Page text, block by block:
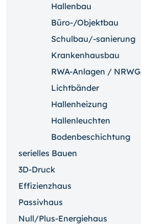
Hallenbau
Büro-/Objektbau
Schulbau/-sanierung
Krankenhausbau
RWA-Anlagen / NRWG
Lichtbänder
Hallenheizung
Hallenleuchten
Bodenbeschichtung
serielles Bauen
3D-Druck
Effizienzhaus
Passivhaus
Null/Plus-Energiehaus